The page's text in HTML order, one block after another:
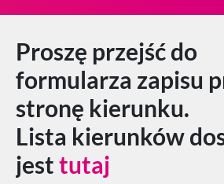
Proszę przejść do
formularza zapisu
stronę kierunku.
Lista kierunków
jesttutaj